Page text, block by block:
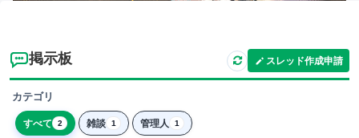
掲示板 スレッド作成申請
カテゴリ
すべて 2 雑談 1 管理人 1